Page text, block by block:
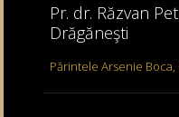
Pr. dr. Răzvan
Drăgăneşti
Părintele Arsenie